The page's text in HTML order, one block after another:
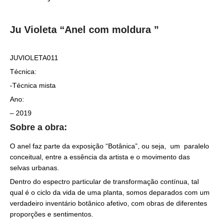
Ju Violeta “Anel com moldura ”
JUVIOLETA011
Técnica:
-Técnica mista
Ano:
– 2019
Sobre a obra:
O anel faz parte da exposição “Botânica”, ou seja, um paralelo
conceitual, entre a essência da artista e o movimento das
selvas urbanas.
Dentro do espectro particular de transformação contínua, tal
qual é o ciclo da vida de uma planta, somos deparados com um
verdadeiro inventário botânico afetivo, com obras de diferentes
proporções e sentimentos.